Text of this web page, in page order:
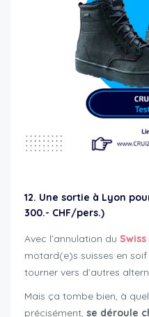
12. Une sortie à Lyon
300.- CHF/pers.)
Avec l’annulation du
motard(e)s suisses en
tourner vers d’autres
Mais ça tombe bien, à
précisément, se déroule